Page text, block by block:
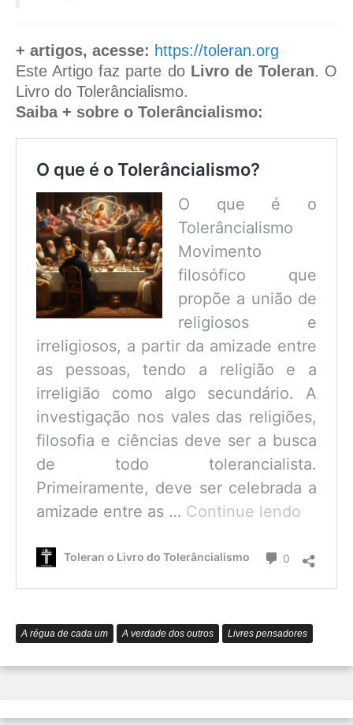
+ artigos, acesse: https://toleran.org
Este Artigo faz parte do Livro de Toleran. O
Livro do Tolerâncialismo.
Saiba + sobre o Tolerâncialismo:
O que é o Tolerâncialismo?
O que é o
Tolerâncialismo
Movimento
filosófico que
propõe a união de
religiosos e
irreligiosos, a partir da amizade entre
as pessoas, tendo a religião e a
irreligião como algo secundário. A
investigação nos vales das religiões,
filosofia e ciências deve ser a busca
de todo tolerancialista.
Primeiramente, deve ser celebrada a
amizade entre as … Continue lendo
é
Toleran o Livro do Tolerâncialismo 0 Comentário
A régua de cada um A verdade dos outros Livres pensadores